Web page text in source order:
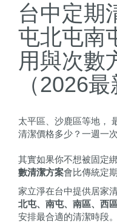
台中定期
屯北屯南
用與次數
（2026最
太平區、沙鹿區等地，
清潔價格多少？一週一
其實如果你不想被固定
數清潔方案會比傳統定
家立淨在台中提供居家
北屯、南屯、南區、西
安排最合適的清潔時段。